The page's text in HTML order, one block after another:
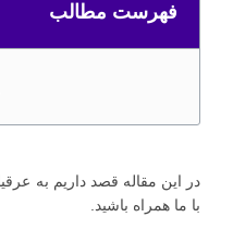
فهرست مطالب
در این مقاله قصد داریم به
با ما همراه باشید.